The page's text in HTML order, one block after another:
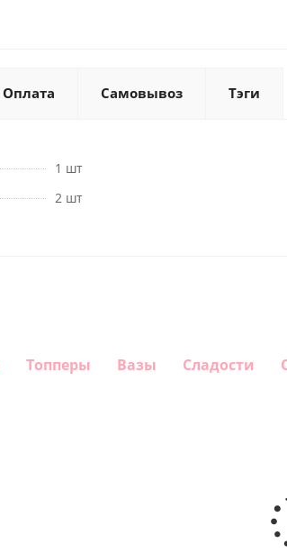
Оплата Самовывоз Тэги
1 шт
2 шт
Топперы Вазы Сладости